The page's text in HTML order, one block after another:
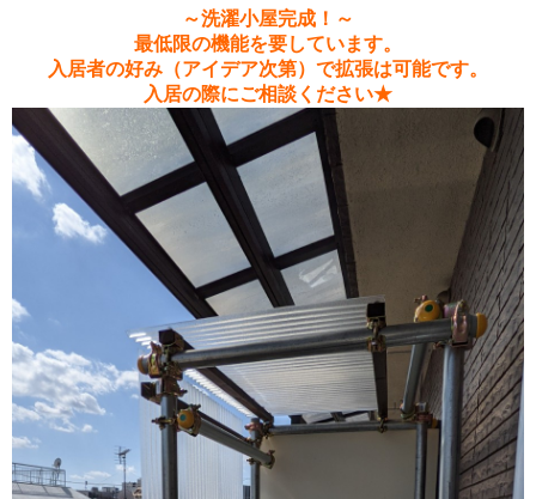
～洗濯小屋完成！～
最低限の機能を要しています。
入居者の好み（アイデア次第）で拡張は可能です。
入居の際にご相談ください★